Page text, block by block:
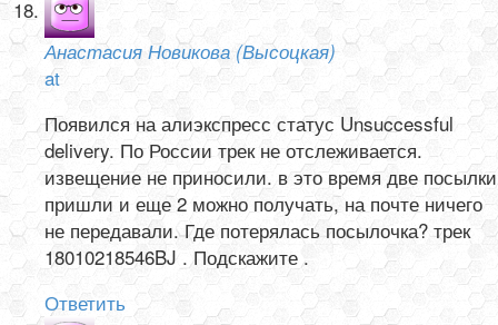
Анастасия Новикова (Высоцкая)
at
Появился на алиэкспресс статус Unsuccessful
delivery. По России трек не отслеживается.
извещение не приносили. в это время две посылки
пришли и еще 2 можно получать, на почте ничего
не передавали. Где потерялась посылочка? трек
18010218546BJ . Подскажите .
Ответить